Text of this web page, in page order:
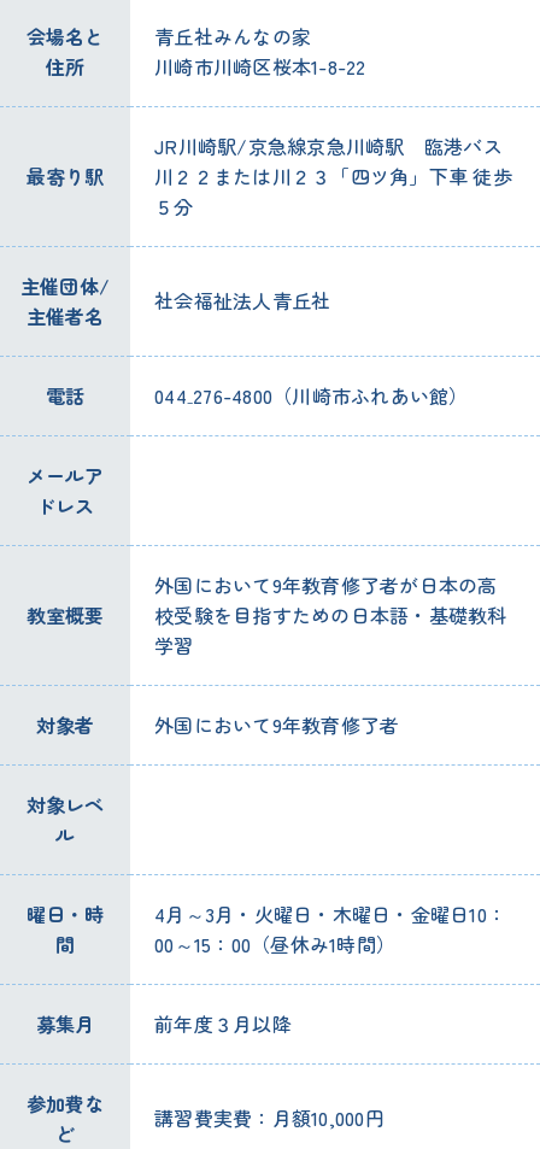
会場名と
住所
青丘社みんなの家
川崎市川崎区桜本1-8-22
最寄り駅
JR川崎駅/京急線京急川崎駅 臨港バス
川２２または川２３「四ツ角」下車 徒歩
５分
主催団体/
主催者名
社会福祉法人青丘社
電話 044₋276-4800（川崎市ふれあい館）
メールア
ドレス
教室概要
外国において9年教育修了者が日本の高
校受験を目指すための日本語・基礎教科
学習
対象者 外国において9年教育修了者
対象レベ
ル
曜日・時
間
4月～3月・火曜日・木曜日・金曜日10：
00～15：00（昼休み1時間）
募集月 前年度３月以降
参加費な
ど
講習費実費：月額10,000円